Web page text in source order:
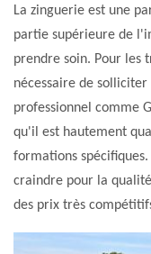
La zinguerie est une
partie supérieure de
prendre soin. Pour les
nécessaire de
professionnel comme
qu'il est hautement
formations
craindre pour la
des prix très